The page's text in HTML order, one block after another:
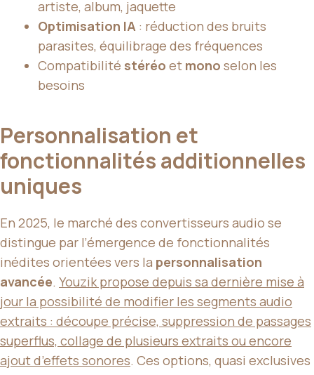
artiste, album, jaquette
Optimisation IA : réduction des bruits
parasites, équilibrage des fréquences
Compatibilité stéréo et mono selon les
besoins
Personnalisation et
fonctionnalités additionnelles
uniques
En 2025, le marché des convertisseurs audio se
distingue par l’émergence de fonctionnalités
inédites orientées vers la personnalisation
avancée. Youzik propose depuis sa dernière mise à
jour la possibilité de modifier les segments audio
extraits : découpe précise, suppression de passages
superflus, collage de plusieurs extraits ou encore
ajout d’effets sonores. Ces options, quasi exclusives